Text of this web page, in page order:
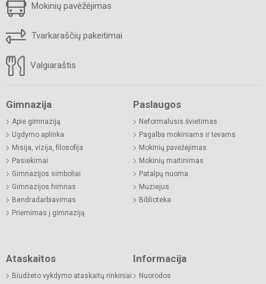
Mokinių pavėžėjimas
Tvarkaraščių pakeitimai
Valgiaraštis
Gimnazija
Apie gimnaziją
Ugdymo aplinka
Misija, vizija, filosofija
Pasiekimai
Gimnazijos simboliai
Gimnazijos himnas
Bendradarbiavimas
Priėmimas į gimnaziją
Paslaugos
Neformalusis švietimas
Pagalba mokiniams ir tėvams
Mokinių pavėžėjimas
Mokinių maitinimas
Patalpų nuoma
Muziejus
Biblioteka
Ataskaitos
Biudžeto vykdymo ataskaitų rinkiniai
Informacija
Nuorodos